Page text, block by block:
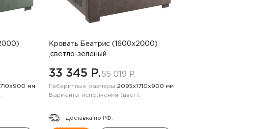
мм
Кровать Беатрис (1600х2000)
,светло-зеленый
33 345 P.55 019 P.
Габаритные размеры:2095х1710х900 мм
Варианты исполнения (цвет):
Доставка по РФ.